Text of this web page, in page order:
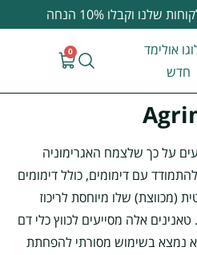
שלנו וקבלו 10% הנחה
0
על כך שלצמח האגרימוניה
עם דימומים, כולל דימומים
(מכווצת) שלו מיוחסת לריכוז
אלה מסייעים לכווץ כלי דם
נמצא בשימוש מסורתי להפחתת